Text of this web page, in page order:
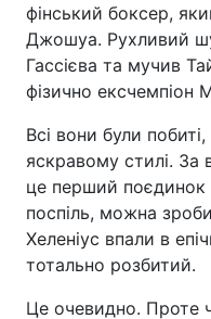
фінський боксер,
Джошуа. Рухливий
Гассієва та мучив
фізично ексчемпіон
Всі вони були
яскравому стилі. За
це перший поєдинок
поспіль, можна
Хеленіус впали в
тотально розбитий.
Це очевидно. Проте